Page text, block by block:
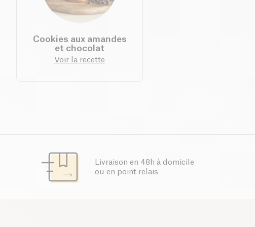
Cookies aux amandes
et chocolat
Voir la recette
Livraison en 48h à domicile
ou en point relais